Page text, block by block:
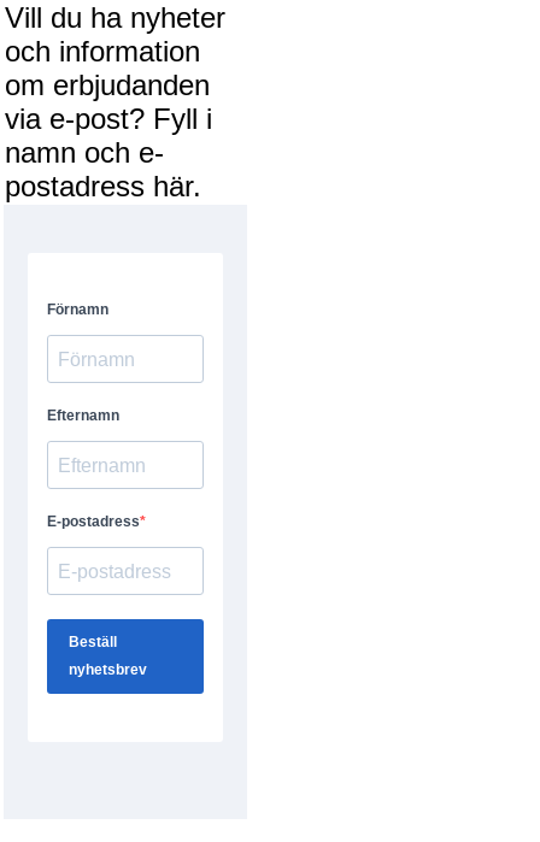
Vill du ha nyheter
och information
om erbjudanden
via e-post? Fyll i
namn och e-
postadress här.